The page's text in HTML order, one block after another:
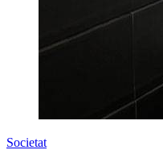
Societat